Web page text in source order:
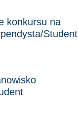
konkursu na
Student